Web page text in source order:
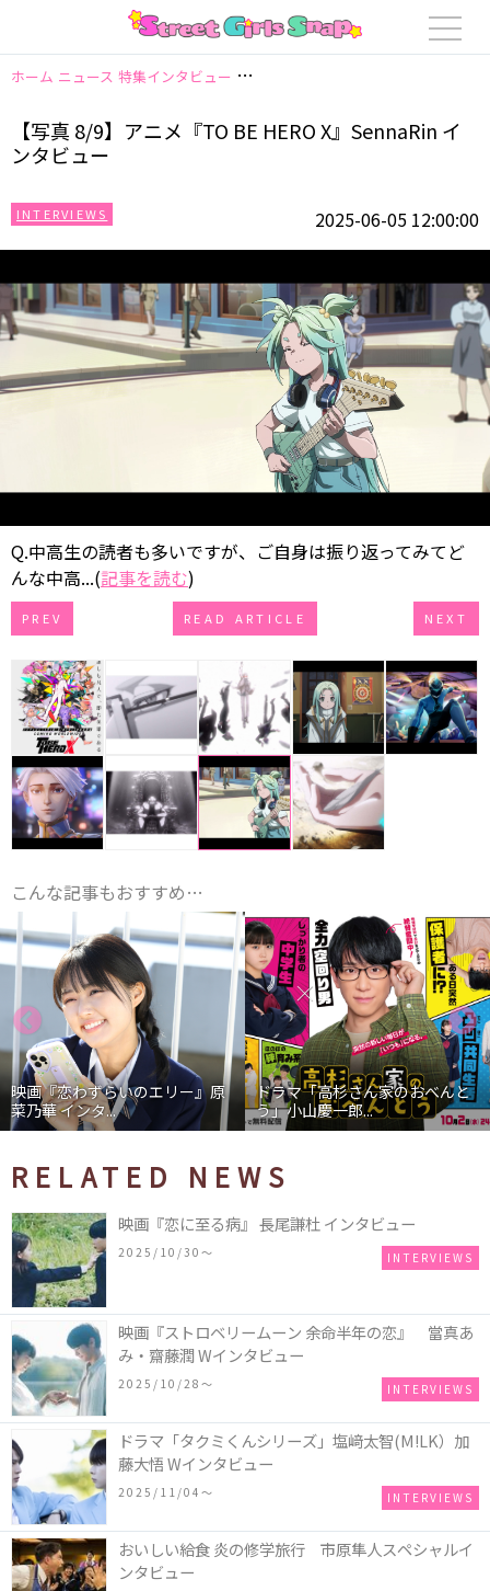
ホーム ニュース 特集インタビュー 【写真 8/9】アニメ『TO BE HERO X』
【写真 8/9】アニメ『TO BE HERO X』SennaRin イ
ンタビュー
INTERVIEWS 2025-06-05 12:00:00
Q.中高生の読者も多いですが、ご自身は振り返ってみてど
んな中高...(記事を読む)
PREV READ ARTICLE NEXT
こんな記事もおすすめ…
原
ドラマ「高杉さん家のおべんと
う」小山慶一郎...
映画『わたしの幸せな結婚
石あかり インタ...
RELATED NEWS
映画『恋に至る病』 長尾謙杜 インタビュー
2025/10/30〜 INTERVIEWS
映画『ストロベリームーン 余命半年の恋』 當真あ
み・齋藤潤 Wインタビュー
2025/10/28〜 INTERVIEWS
ドラマ「タクミくんシリーズ」塩﨑太智(M!LK）加
藤大悟 Wインタビュー
2025/11/04〜 INTERVIEWS
おいしい給食 炎の修学旅行 市原隼人スペシャルイ
ンタビュー